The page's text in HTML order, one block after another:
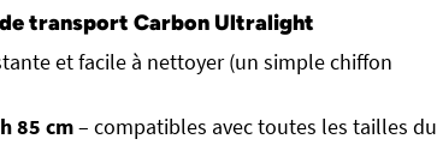
transport Carbon Ultralight
et facile à nettoyer (un simple chiffon
85 cm– compatibles avec toutes les tailles du